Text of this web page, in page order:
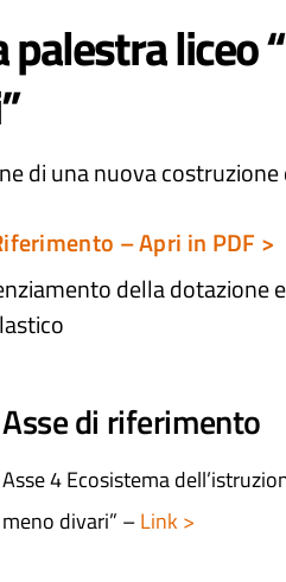
palestra liceo
di una nuova
– Apri in PDF >
della dotazione
Asse di riferimento
Asse 4 Ecosistema
meno divari” –Link >